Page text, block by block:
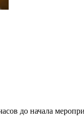
до начала